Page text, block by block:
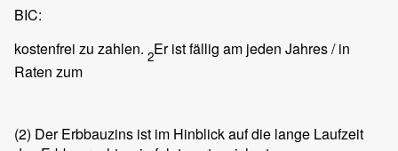
BIC:
kostenfrei zu zahlen. 2Er ist fällig am jeden Jahres / in
Raten zum
(2) Der Erbbauzins ist im Hinblick auf die lange Laufzeit